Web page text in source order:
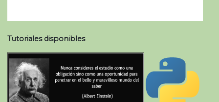
Tutoriales disponibles